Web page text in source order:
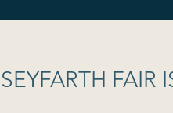
SEYFARTH FAIR